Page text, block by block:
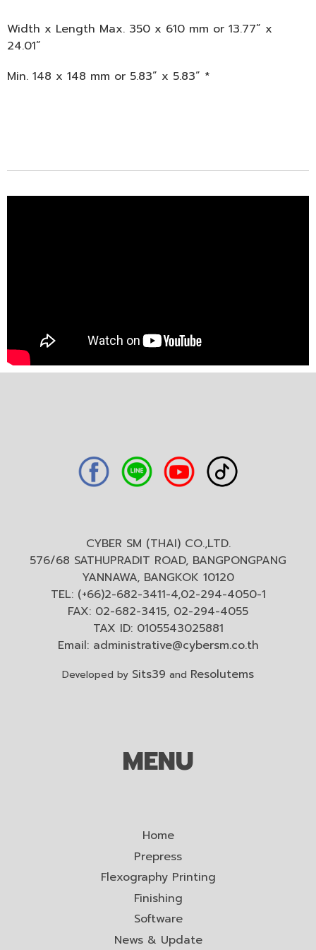
Width x Length Max. 350 x 610 mm or 13.77” x
24.01”
Min. 148 x 148 mm or 5.83” x 5.83” *
CYBER SM (THAI) CO.,LTD.
576/68 SATHUPRADIT ROAD, BANGPONGPANG
YANNAWA, BANGKOK 10120
TEL: (+66)2-682-3411-4,02-294-4050-1
FAX: 02-682-3415, 02-294-4055
TAX ID: 0105543025881
Email: administrative@cybersm.co.th
Developed by Sits39 and Resolutems
MENU
Home
Prepress
Flexography Printing
Finishing
Software
News & Update